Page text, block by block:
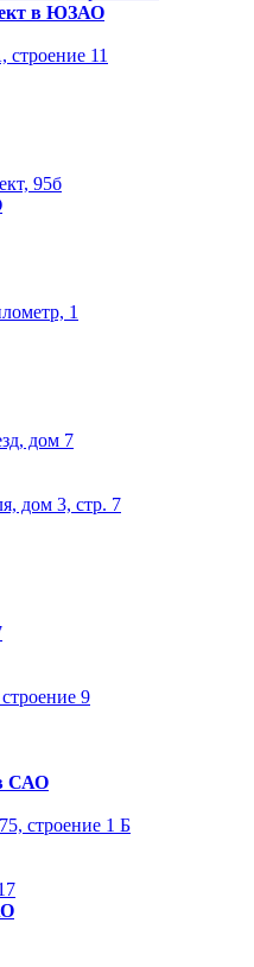
в ЮЗАО
11
95б
1
дом 7
дом 3, стр. 7
9
САО
строение 1 Б